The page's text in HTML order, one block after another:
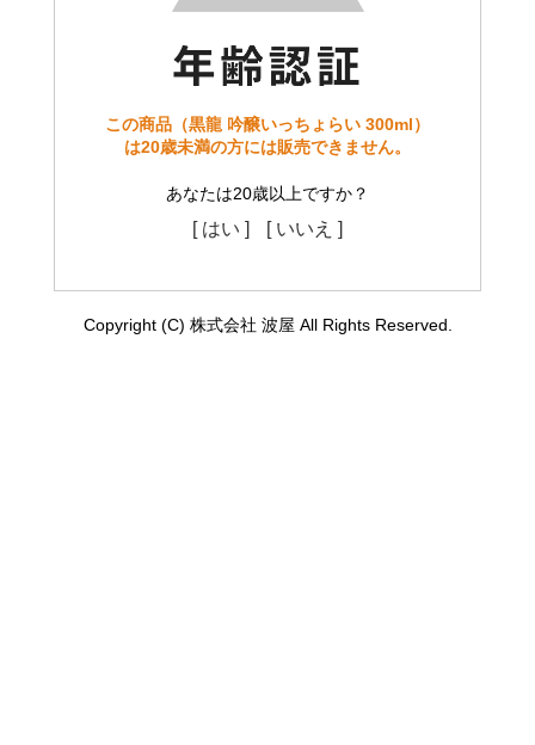
この商品（黒龍 吟醸いっちょらい 300ml）
は20歳未満の方には販売できません。
あなたは20歳以上ですか？
[ はい ] [ いいえ ]
Copyright (C) 株式会社 波屋 All Rights Reserved.